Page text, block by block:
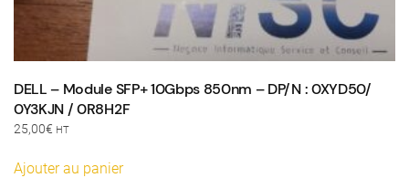
DELL – Module SFP+ 10Gbps 850nm – DP/N : 0XYD50/
0Y3KJN / 0R8H2F
25,00€ HT
Ajouter au panier